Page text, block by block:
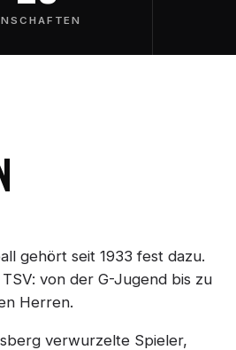
gehört seit 1933 fest dazu.
von der G-Jugend bis zu
Herren.
verwurzelte Spieler,